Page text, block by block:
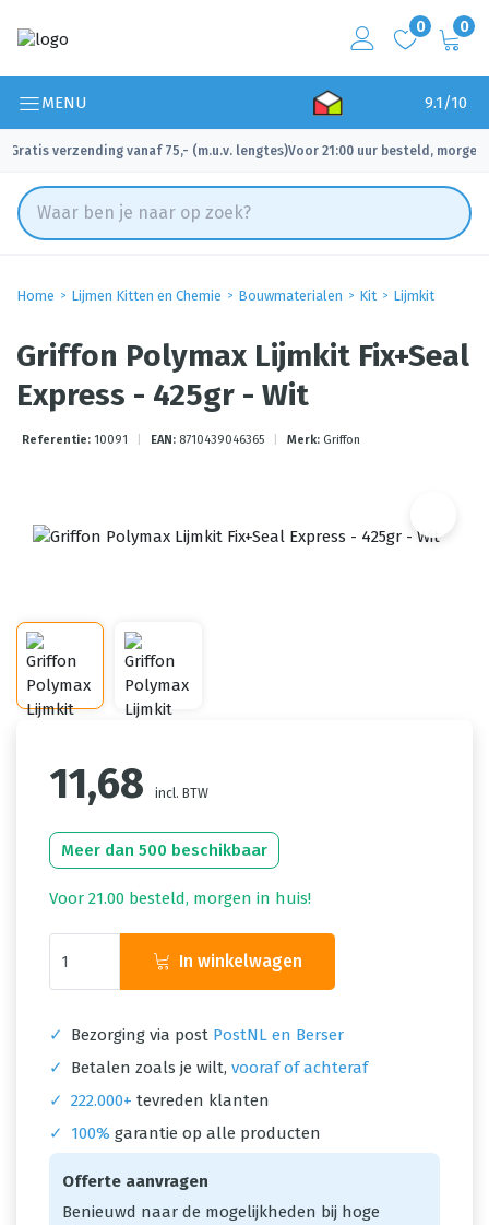
0 0
MENU 9.1/10
Gratis verzending vanaf 75,- (m.u.v. lengtes)
✓ Voor 21:00 uur besteld, morgen
Home Lijmen Kitten en Chemie Bouwmaterialen Kit Lijmkit
Griffon Polymax Lijmkit Fix+Seal
Express - 425gr - Wit
Referentie: 10091 EAN: 8710439046365 Merk: Griffon
11,68 incl. BTW
Meer dan 500 beschikbaar
Voor 21.00 besteld, morgen in huis!
In winkelwagen
✓ Bezorging via post PostNL en Berser
✓
Betalen zoals je wilt, vooraf of achteraf
✓ 222.000+ tevreden klanten
✓
100% garantie op alle producten
Offerte aanvragen
Benieuwd naar de mogelijkheden bij hoge